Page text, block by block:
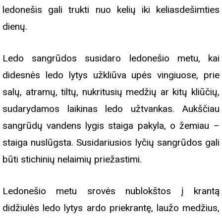
ledonešis gali trukti nuo kelių iki keliasdešimties
dienų.
Ledo sangrūdos susidaro ledonešio metu, kai
didesnės ledo lytys užkliūva upės vingiuose, prie
salų, atramų, tiltų, nukritusių medžių ar kitų kliūčių,
sudarydamos laikinas ledo užtvankas. Aukščiau
sangrūdų vandens lygis staiga pakyla, o žemiau –
staiga nuslūgsta. Susidariusios lyčių sangrūdos gali
būti stichinių nelaimių priežastimi.
Ledonešio metu srovės nublokštos į krantą
didžiulės ledo lytys ardo priekrantę, laužo medžius,